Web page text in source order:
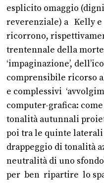
esplicito omaggio
reverenziale) a Kelly
ricorrono,
trentennale della
‘impaginazione’,
comprensibile ricorso
e complessivi
computer-grafica:
tonalità autunnali
poi tra le quinte
drappeggio di tonalità
neutralità di uno
per ben ripartire lo